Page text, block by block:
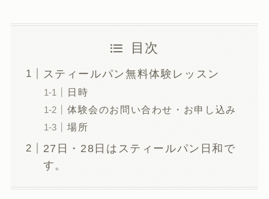
目次
スティールパン無料体験レッスン
日時
体験会のお問い合わせ・お申し込み
場所
27日・28日はスティールパン日和で
す。